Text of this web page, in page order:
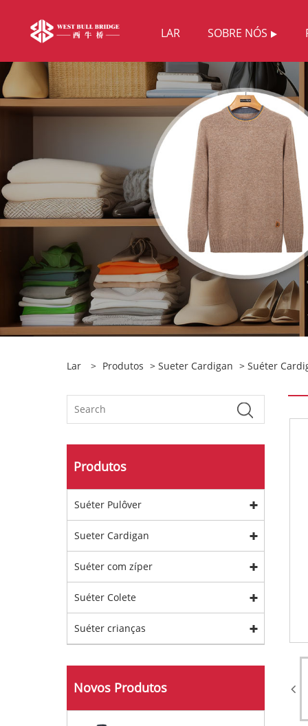
LAR SOBRE NÓS
Lar > Produtos > Sueter Cardigan > Suéter
Produtos
Suéter Pulôver
Sueter Cardigan
Suéter com zíper
Suéter Colete
Suéter crianças
Novos Produtos